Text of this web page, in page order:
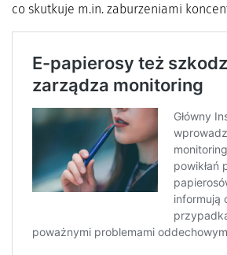
co skutkuje m.in. zaburzeniami